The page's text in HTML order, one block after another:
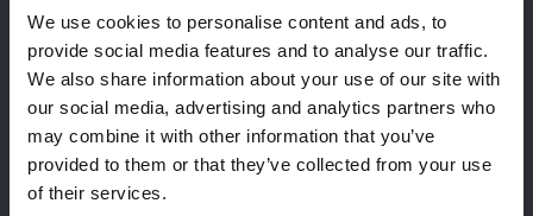
We use cookies to personalise content and ads, to
provide social media features and to analyse our traffic.
We also share information about your use of our site with
our social media, advertising and analytics partners who
may combine it with other information that you’ve
provided to them or that they’ve collected from your use
of their services.
KONTAKT
Dienstleistungen
3D Messestand Design
Standbau Spezialisiert